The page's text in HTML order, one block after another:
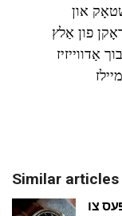
און
פון אַלץ
אַדווייזיז
Similar articles
צו